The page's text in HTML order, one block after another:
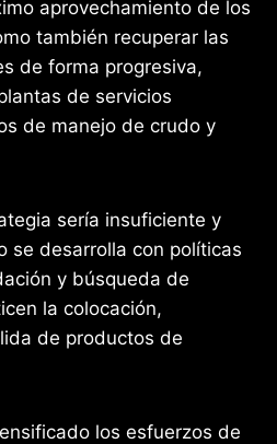
aprovechamiento de los
también recuperar las
de forma progresiva,
de servicios
de manejo de crudo y
sería insuficiente y
se desarrolla con políticas
y búsqueda de
la colocación,
de productos de
los esfuerzos de